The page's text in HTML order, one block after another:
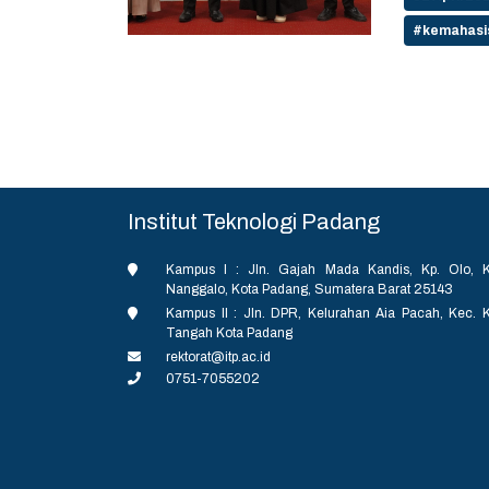
Salah
konsep
Gandi
Putri
mampu
menjadi
2026
terus
Lantai 2
terhadap
tetapi
saing lulusan. Melalui kepemimpinan baru ini,
berbagai
Sinergi
tantangan
menjadi
Institut Teknologi Padang
Kampus I : Jln. Gajah Mada Kandis, Kp. Olo,
Nanggalo, Kota Padang, Sumatera Barat 25143
Kampus II : Jln. DPR, Kelurahan Aia Pacah, Kec.
Tangah Kota Padang
rektorat@itp.ac.id
0751-7055202